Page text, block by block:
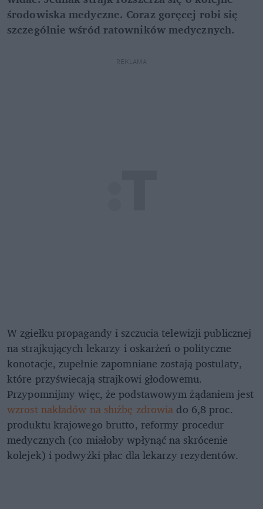
środowiska medyczne. Coraz goręcej robi się
szczególnie wśród ratowników medycznych.
REKLAMA
W zgiełku propagandy i szczucia telewizji publicznej
na strajkujących lekarzy i oskarżeń o polityczne
konotacje, zupełnie zapomniane zostają postulaty,
które przyświecają strajkowi głodowemu.
Przypomnijmy więc, że podstawowym żądaniem jest
wzrost nakładów na służbę zdrowia do 6,8 proc.
produktu krajowego brutto, reformy procedur
medycznych (co miałoby wpłynąć na skrócenie
kolejek) i podwyżki płac dla lekarzy rezydentów.